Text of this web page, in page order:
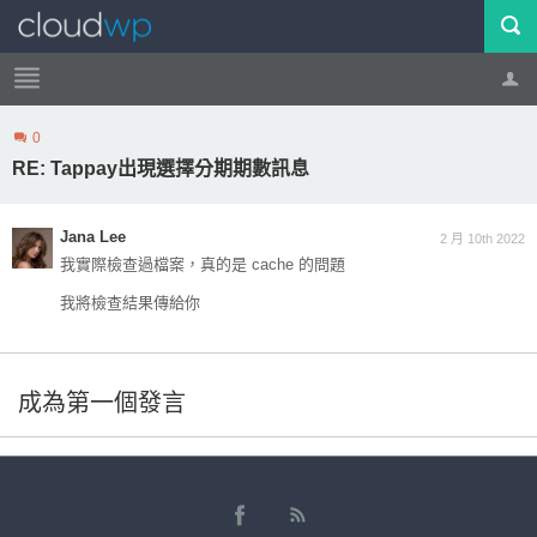
登出
0
RE: Tappay出現選擇分期期數訊息
2 月 10th 2022
Jana Lee
我實際檢查過檔案，真的是 cache 的問題
我將檢查結果傳給你
成為第一個發言